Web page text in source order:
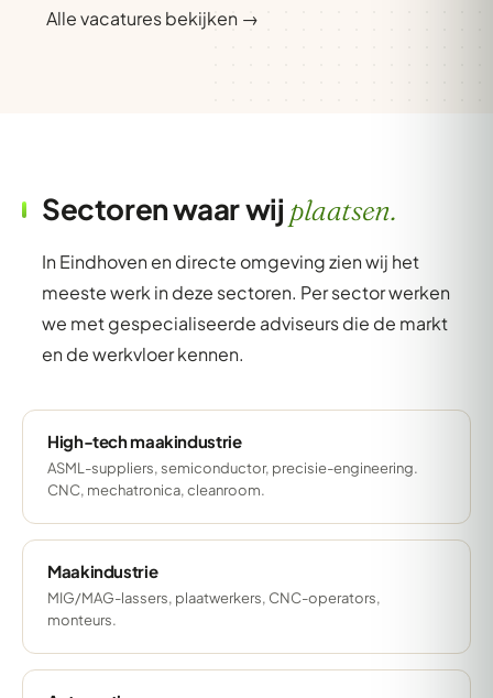
Alle vacatures bekijken →
Sectoren waar wij plaatsen.
In Eindhoven en directe omgeving zien wij het
meeste werk in deze sectoren. Per sector werken
we met gespecialiseerde adviseurs die de markt
en de werkvloer kennen.
High-tech maakindustrie
ASML-suppliers, semiconductor, precisie-engineering.
CNC, mechatronica, cleanroom.
Maakindustrie
MIG/MAG-lassers, plaatwerkers, CNC-operators,
monteurs.